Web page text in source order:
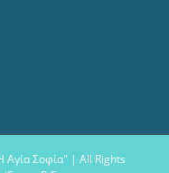
Αγία Σοφία" | All Rights